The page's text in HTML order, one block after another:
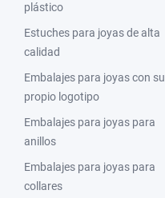
plástico
Estuches para joyas de alta
calidad
Embalajes para joyas con su
propio logotipo
Embalajes para joyas para
anillos
Embalajes para joyas para
collares